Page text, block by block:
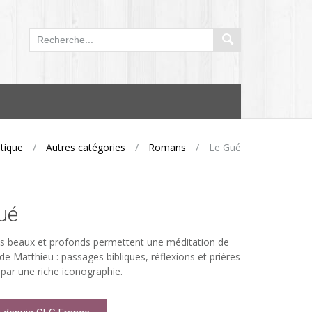
/ Autres catégories / Romans / Le Gué
beaux et profonds permettent une méditation de
de Matthieu : passages bibliques, réflexions et prières
une riche iconographie.